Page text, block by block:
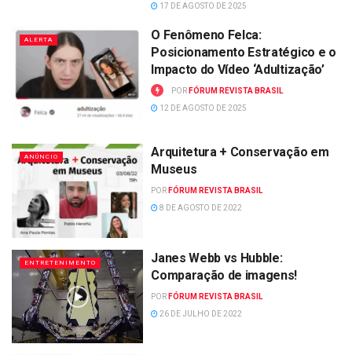
17 DE AGOSTO DE 2025
ALERTA
O Fenômeno Felca:
Posicionamento Estratégico e o
Impacto do Vídeo ‘Adultização’
POR FÓRUM REVISTA BRASIL
12 DE AGOSTO DE 2025
ANÚNCIO
Arquitetura + Conservação em
Museus
POR FÓRUM REVISTA BRASIL
8 DE AGOSTO DE 2022
ENTRETENIMENTO
Janes Webb vs Hubble:
Comparação de imagens!
POR FÓRUM REVISTA BRASIL
26 DE JULHO DE 2022